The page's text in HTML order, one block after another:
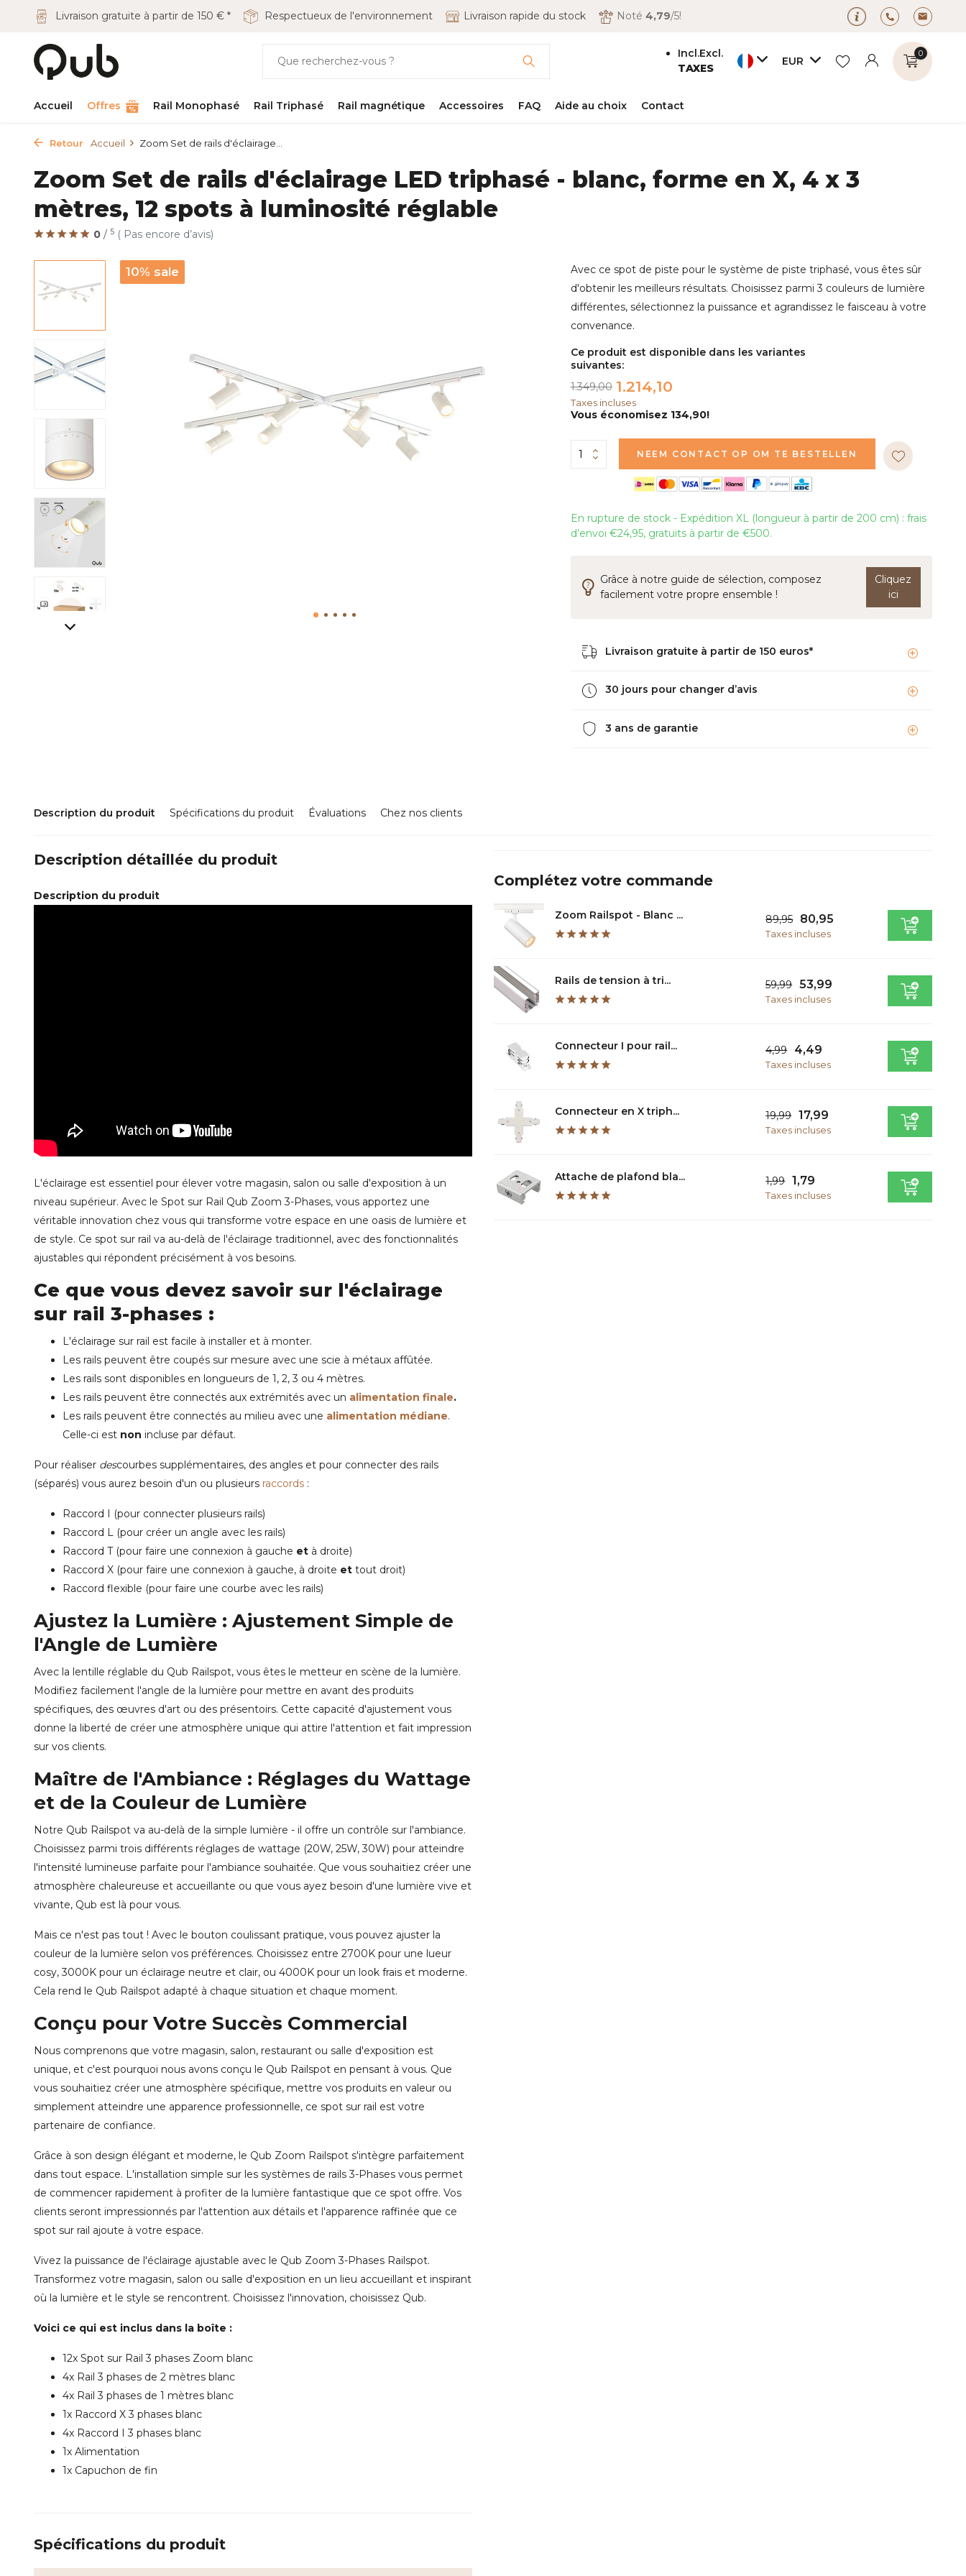
Livraison gratuite à partir de 150 € * Respectueux de l'environnement Livraison rapide du stock Noté 4,79/5!
Incl.Excl.
TAXES
EUR
0
Accueil Offres Rail Monophasé Rail Triphasé Rail magnétique Accessoires FAQ Aide au choix Contact
Retour Accueil Zoom Set de rails d'éclairage...
Zoom Set de rails d'éclairage LED triphasé - blanc, forme en X, 4 x 3
mètres, 12 spots à luminosité réglable
0 / 5 ( Pas encore d’avis)
10% sale
Avec ce spot de piste pour le système de piste triphasé, vous êtes sûr
d'obtenir les meilleurs résultats. Choisissez parmi 3 couleurs de lumière
différentes, sélectionnez la puissance et agrandissez le faisceau à votre
convenance.
Ce produit est disponible dans les variantes
suivantes:
1.349,00 1.214,10
Taxes incluses
Vous économisez 134,90!
NEEM CONTACT OP OM TE BESTELLEN
En rupture de stock - Expédition XL (longueur à partir de 200 cm) : frais
d’envoi €24,95, gratuits à partir de €500.
Grâce à notre guide de sélection, composez
facilement votre propre ensemble !
Cliquez
ici
Livraison gratuite à partir de 150 euros*
30 jours pour changer d’avis
3 ans de garantie
Description du produit Spécifications du produit Évaluations Chez nos clients
Description détaillée du produit
Description du produit
L'éclairage est essentiel pour élever votre magasin, salon ou salle d'exposition à un
niveau supérieur. Avec le Spot sur Rail Qub Zoom 3-Phases, vous apportez une
véritable innovation chez vous qui transforme votre espace en une oasis de lumière et
de style. Ce spot sur rail va au-delà de l'éclairage traditionnel, avec des fonctionnalités
ajustables qui répondent précisément à vos besoins.
Ce que vous devez savoir sur l'éclairage
sur rail 3-phases :
L'éclairage sur rail est facile à installer et à monter.
Les rails peuvent être coupés sur mesure avec une scie à métaux affûtée.
Les rails sont disponibles en longueurs de 1, 2, 3 ou 4 mètres.
Les rails peuvent être connectés aux extrémités avec un alimentation finale.
Les rails peuvent être connectés au milieu avec une alimentation médiane.
Celle-ci est non incluse par défaut.
Pour réaliser descourbes supplémentaires, des angles et pour connecter des rails
(séparés) vous aurez besoin d'un ou plusieurs raccords :
Raccord I (pour connecter plusieurs rails)
Raccord L (pour créer un angle avec les rails)
Raccord T(pour faire une connexion à gauche et à droite)
Raccord X (pour faire une connexion à gauche, à droite et tout droit)
Raccord flexible (pour faire une courbe avec les rails)
Ajustez la Lumière : Ajustement Simple de
l'Angle de Lumière
Avec la lentille réglable du Qub Railspot, vous êtes le metteur en scène de la lumière.
Modifiez facilement l'angle de la lumière pour mettre en avant des produits
spécifiques, des œuvres d'art ou des présentoirs. Cette capacité d'ajustement vous
donne la liberté de créer une atmosphère unique qui attire l'attention et fait impression
sur vos clients.
Maître de l'Ambiance : Réglages du Wattage
et de la Couleur de Lumière
Notre Qub Railspot va au-delà de la simple lumière - il offre un contrôle sur l'ambiance.
Choisissez parmi trois différents réglages de wattage (20W, 25W, 30W) pour atteindre
l'intensité lumineuse parfaite pour l'ambiance souhaitée. Que vous souhaitiez créer une
atmosphère chaleureuse et accueillante ou que vous ayez besoin d'une lumière vive et
vivante, Qub est là pour vous.
Mais ce n'est pas tout ! Avec le bouton coulissant pratique, vous pouvez ajuster la
couleur de la lumière selon vos préférences. Choisissez entre 2700K pour une lueur
cosy, 3000K pour un éclairage neutre et clair, ou 4000K pour un look frais et moderne.
Cela rend le Qub Railspot adapté à chaque situation et chaque moment.
Conçu pour Votre Succès Commercial
Nous comprenons que votre magasin, salon, restaurant ou salle d'exposition est
unique, et c'est pourquoi nous avons conçu le Qub Railspot en pensant à vous. Que
vous souhaitiez créer une atmosphère spécifique, mettre vos produits en valeur ou
simplement atteindre une apparence professionnelle, ce spot sur rail est votre
partenaire de confiance.
Grâce à son design élégant et moderne, le Qub Zoom Railspot s'intègre parfaitement
dans tout espace. L'installation simple sur les systèmes de rails 3-Phases vous permet
de commencer rapidement à profiter de la lumière fantastique que ce spot offre. Vos
clients seront impressionnés par l'attention aux détails et l'apparence raffinée que ce
spot sur rail ajoute à votre espace.
Vivez la puissance de l'éclairage ajustable avec le Qub Zoom 3-Phases Railspot.
Transformez votre magasin, salon ou salle d'exposition en un lieu accueillant et inspirant
où la lumière et le style se rencontrent. Choisissez l'innovation, choisissez Qub.
Voici ce qui est inclus dans la boîte :
12x Spot sur Rail 3 phases Zoom blanc
4x Rail 3 phases de 2 mètres blanc
4x Rail 3 phases de 1 mètres blanc
1x Raccord X 3 phases blanc
4x Raccord I 3 phases blanc
1x Alimentation
1x Capuchon de fin
Spécifications du produit
Complétez votre commande
Zoom Railspot - Blanc ... 89,95 80,95
Taxes incluses
Rails de tension à tri... 59,99 53,99
Taxes incluses
Connecteur I pour rail... 4,99 4,49
Taxes incluses
Connecteur en X triph... 19,99 17,99
Taxes incluses
Attache de plafond bla... 1,99 1,79
Taxes incluses